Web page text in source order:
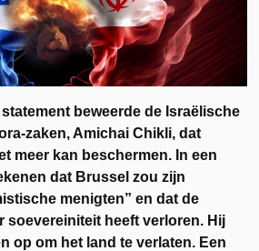
beweerde de Israëlische
zaken, Amichai Chikli, dat
meer kan beschermen. In een
dat Brussel zou zijn
menigten” en dat de
soevereiniteit heeft verloren. Hij
op om het land te verlaten. Een